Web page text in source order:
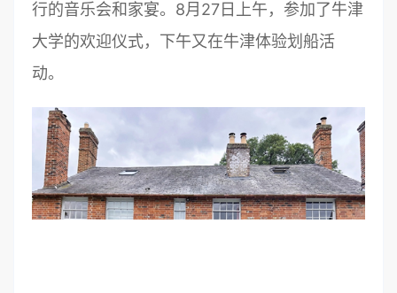
行的音乐会和家宴。8月27日上午，参加了牛津
大学的欢迎仪式，下午又在牛津体验划船活
动。